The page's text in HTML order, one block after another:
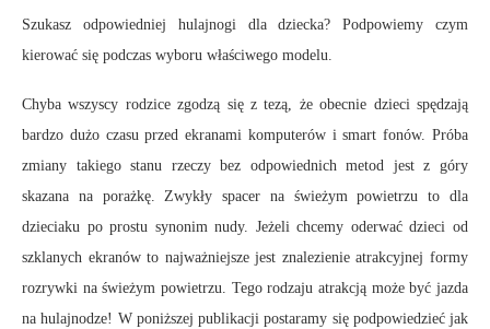
Szukasz odpowiedniej hulajnogi dla dziecka? Podpowiemy czym
kierować się podczas wyboru właściwego modelu.
Chyba wszyscy rodzice zgodzą się z tezą, że obecnie dzieci spędzają
bardzo dużo czasu przed ekranami komputerów i smart fonów. Próba
zmiany takiego stanu rzeczy bez odpowiednich metod jest z góry
skazana na porażkę. Zwykły spacer na świeżym powietrzu to dla
dzieciaku po prostu synonim nudy. Jeżeli chcemy oderwać dzieci od
szklanych ekranów to najważniejsze jest znalezienie atrakcyjnej formy
rozrywki na świeżym powietrzu. Tego rodzaju atrakcją może być jazda
na hulajnodze! W poniższej publikacji postaramy się podpowiedzieć jak